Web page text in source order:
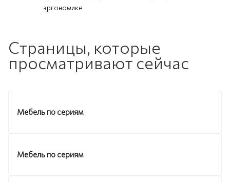
эргономике
Страницы, которые
просматривают сейчас
Мебель по сериям
Мебель по сериям